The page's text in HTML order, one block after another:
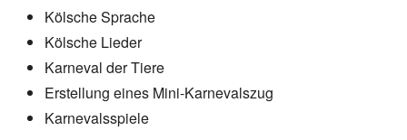
Kölsche Sprache
Kölsche Lieder
Karneval der Tiere
Erstellung eines Mini-Karnevalszug
Karnevalsspiele